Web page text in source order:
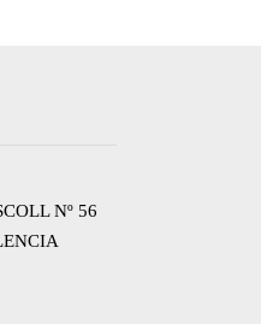
Nº 56